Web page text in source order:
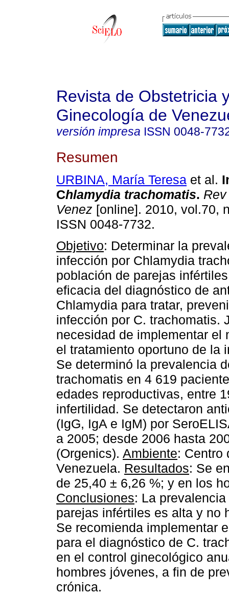
Revista de Obstetricia
Ginecología de
versión impresa ISSN 0048-
Resumen
URBINA, María Teresa et al.
Chlamydia trachomatis.
Venez [online]. 2010, vol.70,
ISSN 0048-7732.
Objetivo: Determinar la
infección por Chlamydia
población de parejas
eficacia del diagnóstico de
Chlamydia para tratar,
infección por C. trachomatis.
necesidad de implementar el
el tratamiento oportuno de
Se determinó la prevalencia
trachomatis en 4 619
edades reproductivas, entre
infertilidad. Se detectaron
(IgG, IgA e IgM) por
a 2005; desde 2006 hasta
(Orgenics). Ambiente: Centro
Venezuela. Resultados: Se
de 25,40 ± 6,26 %; y en los
Conclusiones: La
parejas infértiles es alta y no
Se recomienda implementar
para el diagnóstico de C.
en el control ginecológico
hombres jóvenes, a fin de
crónica.